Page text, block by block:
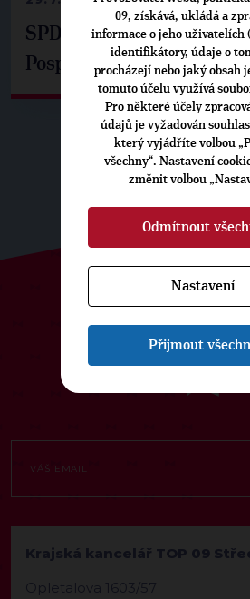
SPD už není ve zprávě o
Pospíšil: Je tu pachuť
ODEBÍREJTE NÁŠ
Krajská kancelář TOP 09
Opletalova 1603/57
09, získává, ukládá a
informace o jeho uživatelích
identifikátory, údaje o
procházejí nebo jaký obsah
tomuto účelu využívá
Pro některé účely
údajů je vyžadován
který vyjádříte volbou
všechny“. Nastavení
změnit volbou
Odmítnout
Nastavení
Přijmout